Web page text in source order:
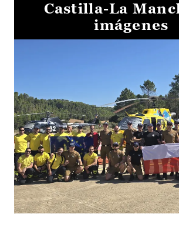
Castilla-La
imágenes